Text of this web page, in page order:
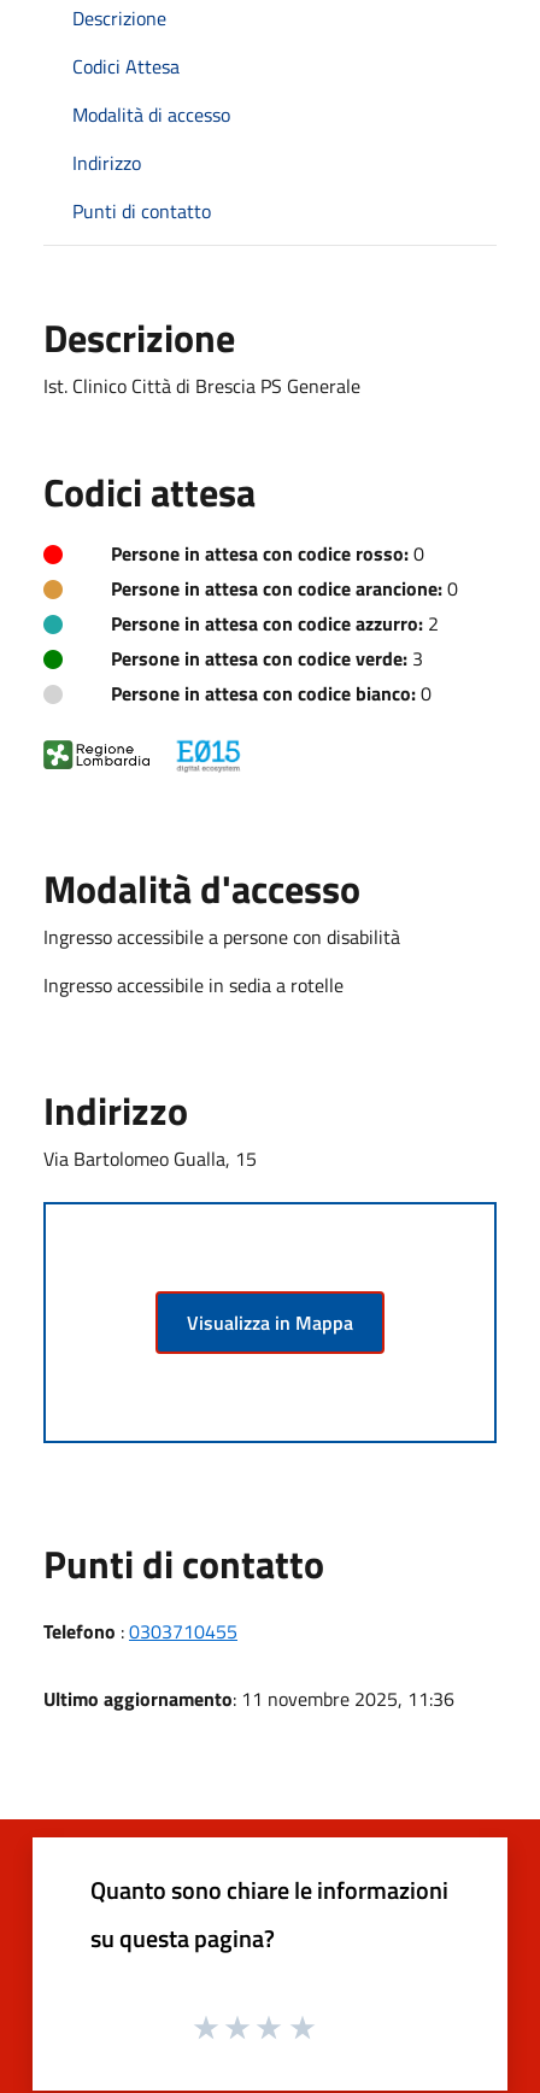
Descrizione
Codici Attesa
Modalità di accesso
Indirizzo
Punti di contatto
Descrizione
Ist. Clinico Città di Brescia PS Generale
Codici attesa
Persone in attesa con codice rosso:0
Persone in attesa con codice arancione:0
Persone in attesa con codice azzurro: 2
Persone in attesa con codice verde: 3
Persone in attesa con codice bianco:0
Modalità d'accesso
Ingresso accessibile a persone con disabilità
Ingresso accessibile in sedia a rotelle
Indirizzo
Via Bartolomeo Gualla, 15
Visualizza in Mappa
Punti di contatto
Telefono :0303710455
Ultimo aggiornamento: 11 novembre 2025, 11:36
Quanto sono chiare le informazioni
su questa pagina?